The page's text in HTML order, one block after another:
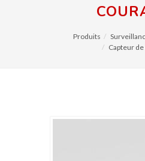
Produits
Capteur